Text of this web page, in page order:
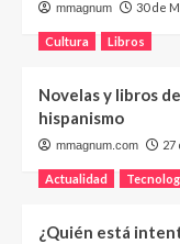
mmagnum 30 de
Cultura Libros
Novelas y libros
hispanismo
mmagnum.com 27
Actualidad
¿Quién está